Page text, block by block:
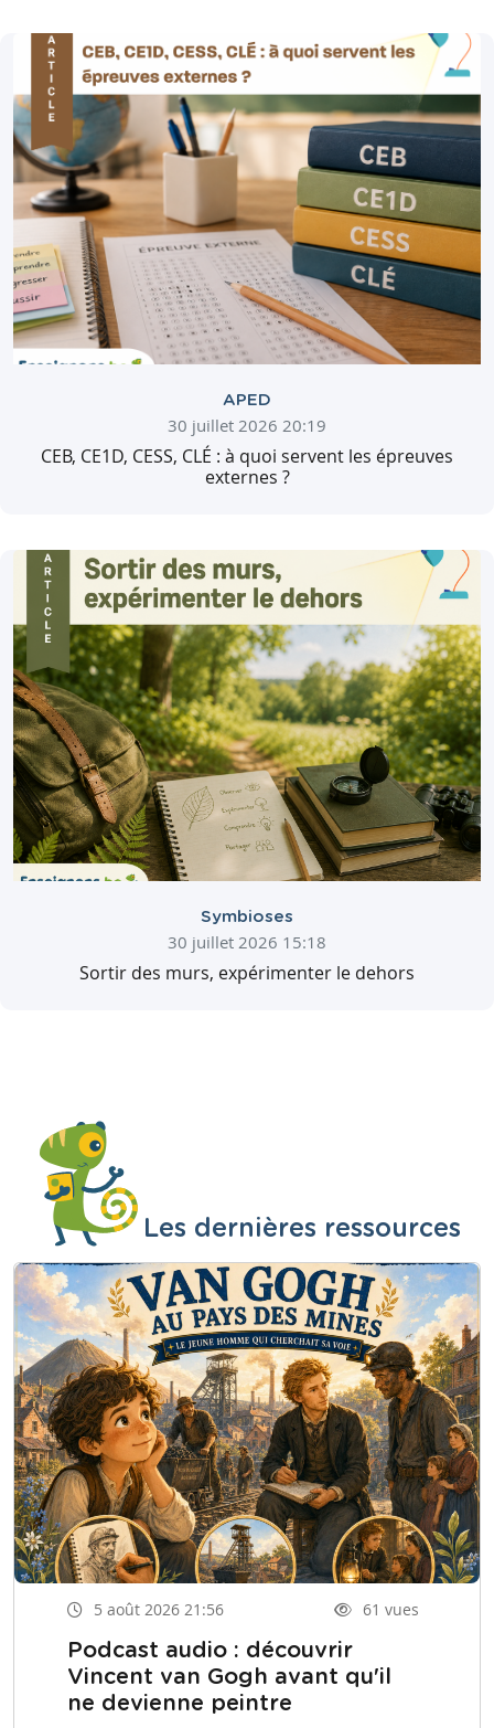
APED
30 juillet 2026 20:19
CEB, CE1D, CESS, CLÉ : à quoi servent les épreuves
externes ?
Symbioses
30 juillet 2026 15:18
Sortir des murs, expérimenter le dehors
Les dernières ressources
5 août 2026 21:56 61 vues
Podcast audio : découvrir
Vincent van Gogh avant qu'il
ne devienne peintre